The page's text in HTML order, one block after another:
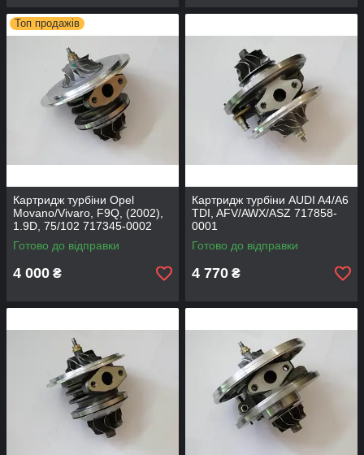
Топ продажів
Картридж турбіни Opel
Movano/Vivaro, F9Q, (2002),
1.9D, 75/102 717345-0002
Готово до відправки
4 000 ₴
Картридж турбіни AUDI A4/A6
TDI, AFV/AWX/ASZ 717858-
0001
Готово до відправки
4 770 ₴